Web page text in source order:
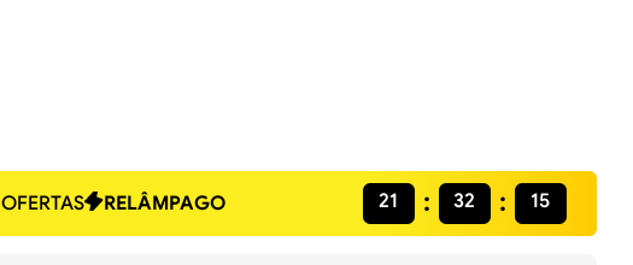
OFERTAS RELÂMPAGO 21 32 15